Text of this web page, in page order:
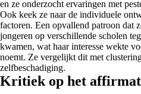
en ze onderzocht ervaringen met
Ook keek ze naar de individuele
factoren. Een opvallend patroon dat
jongeren op verschillende scholen
kwamen, wat haar interesse wekte
noemt. Ze vergelijkt dit met
zelfbeschadiging.
Kritiek op het